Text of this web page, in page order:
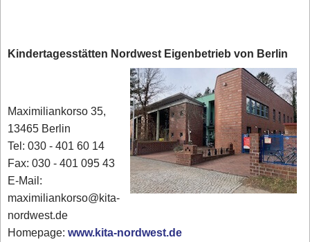
Kindertagesstätten Nordwest Eigenbetrieb von Berlin
Maximiliankorso 35,
13465 Berlin
Tel: 030 - 401 60 14
Fax: 030 - 401 095 43
E-Mail:
maximiliankorso@kita-
nordwest.de
Homepage:www.kita-nordwest.de